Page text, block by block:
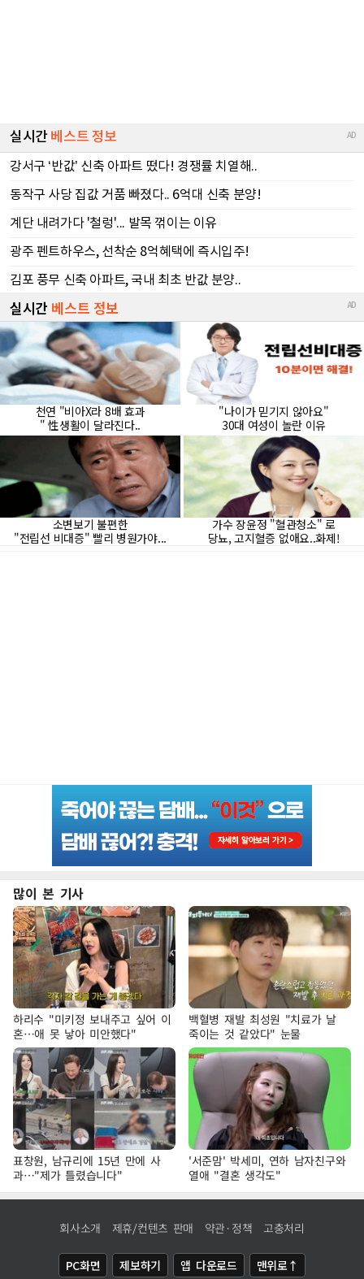
많이 본 기사
하리수 "미키정 보내주고 싶어 이
혼…애 못 낳아 미안했다"
백혈병 재발 최성원 "치료가 날
죽이는 것 같았다" 눈물
표창원, 남규리에 15년 만에 사
과…"제가 틀렸습니다"
'서준맘' 박세미, 연하 남자친구와
열애 "결혼 생각도"
회사소개 제휴/컨텐츠 판매 약관·정책 고충처리
PC화면 제보하기 앱 다운로드 맨위로↑